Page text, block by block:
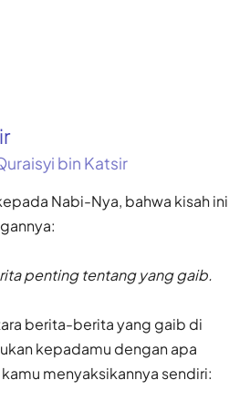
bin Katsir
Nabi-Nya, bahwa kisah ini
penting tentang yang gaib.
berita-berita yang gaib di
kepadamu dengan apa
menyaksi­kannya sendiri: